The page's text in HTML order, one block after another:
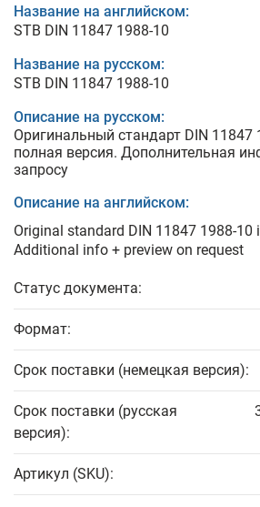
Название на английском:
STB DIN 11847 1988-10
Название на русском:
STB DIN 11847 1988-10
Описание на русском:
Оригинальный стандарт DIN 11847
полная версия. Дополнительная
запросу
Описание на английском:
Original standard DIN 11847 1988-10
Additional info + preview on request
Статус документа:
Формат:
Срок поставки (немецкая версия):
Срок поставки (русская
версия):
Артикул (SKU):